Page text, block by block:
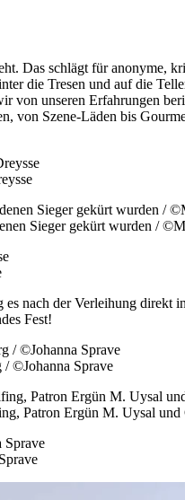
Das schlägt für anonyme,
die Tresen und auf die
von unseren Erfahrungen
Szene-Läden bis
Sieger gekürt wurden /
nach der Verleihung
Fest!
©Johanna Sprave
Patron Ergün M. Uysal